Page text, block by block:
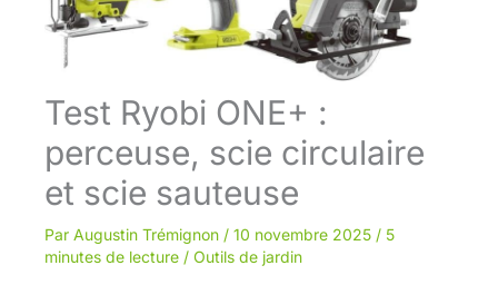
Test Ryobi ONE+ :
perceuse, scie circulaire
et scie sauteuse
Par Augustin Trémignon / 10 novembre 2025 / 5
minutes de lecture / Outils de jardin